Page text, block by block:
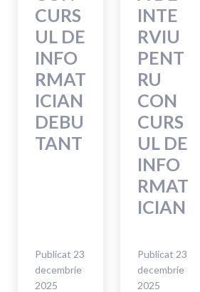
CURS
UL DE
INFO
RMAT
ICIAN
DEBU
TANT
Publicat 23
decembrie
2025
INTE
RVIU
PENT
RU
CON
CURS
UL DE
INFO
RMAT
ICIAN
Publicat 23
decembrie
2025